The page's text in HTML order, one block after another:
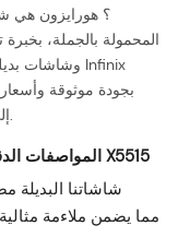
توصيل DDP إلى باب منزلك في معظم دول العالم.
المواصفات الدقيقة لشاشة بديلة لهاتف إنفينيكس سمارت 2 X5515
شاشاتنا البديلة